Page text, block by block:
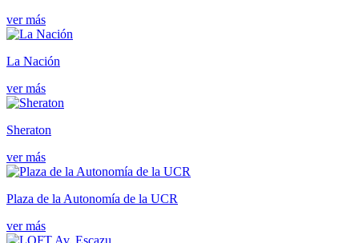
ver más
La Nación
ver más
Sheraton
ver más
Plaza de la Autonomía de la UCR
ver más